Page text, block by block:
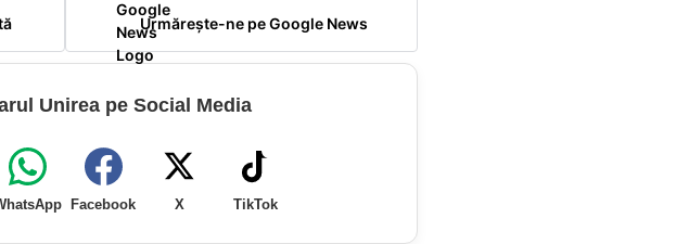
Urmărește-ne pe Google News
Unirea pe Social Media
Facebook X TikTok